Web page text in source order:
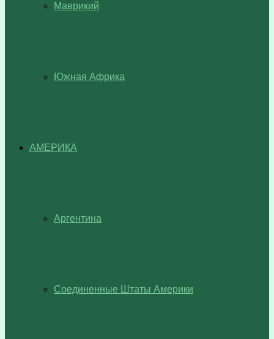
Маврикий
Южная Африка
АМЕРИКА
Аргентина
Соединенные Штаты Америки